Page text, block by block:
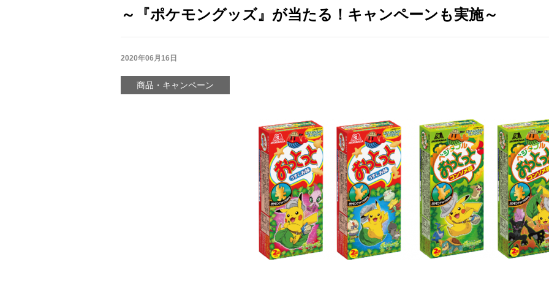
～『ポケモングッズ』が当たる！キャンペーンも実施～
2020年06月16日
商品・キャンペーン